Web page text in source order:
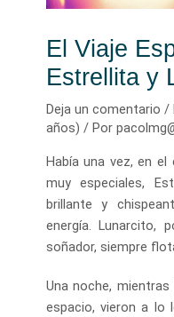
El Viaje
Estrellita y
Deja un comentario /
años) / Por
Había una vez, en
muy especiales,
brillante y
energía. Lunarcito,
soñador, siempre
Una noche,
espacio, vieron a lo